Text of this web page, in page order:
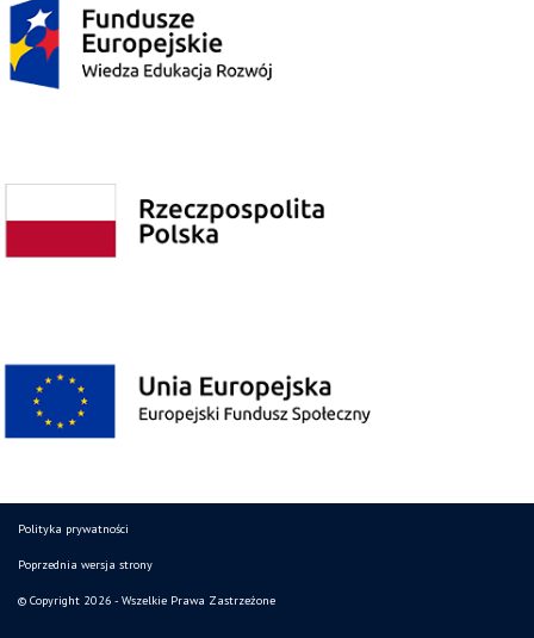
Polityka prywatności
Poprzednia wersja strony
© Copyright 2026 - Wszelkie Prawa Zastrzeżone